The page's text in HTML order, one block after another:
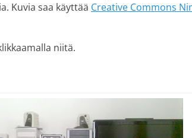
Kuvia saa käyttää Creative Commons
niitä.